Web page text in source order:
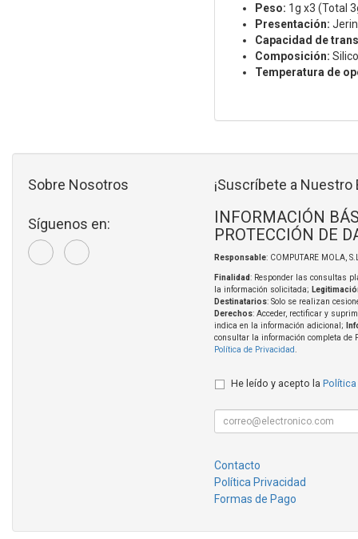
Peso: 1g x3 (Total
Presentación:
Capacidad de
Composición:
Temperatura de
Sobre Nosotros
Síguenos en:
¡Suscríbete a Nuestro
INFORMACIÓN
PROTECCIÓN DE
Responsable: COMPUTARE MOLA,
Finalidad: Responder las consultas
la información solicitada;
Destinatarios: Solo se realizan
Derechos: Acceder, rectificar y
indica en la información adicional;
consultar la información completa de
Política de Privacidad
He leído y acepto la Política
Contacto
Política Privacidad
Formas de Pago